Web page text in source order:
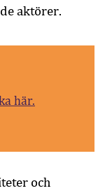
aktörer.
här.
och